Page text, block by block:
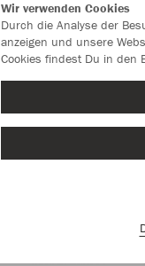
Wir verwenden Cookies
Durch die Analyse der
anzeigen und unsere
Cookies findest Du in den